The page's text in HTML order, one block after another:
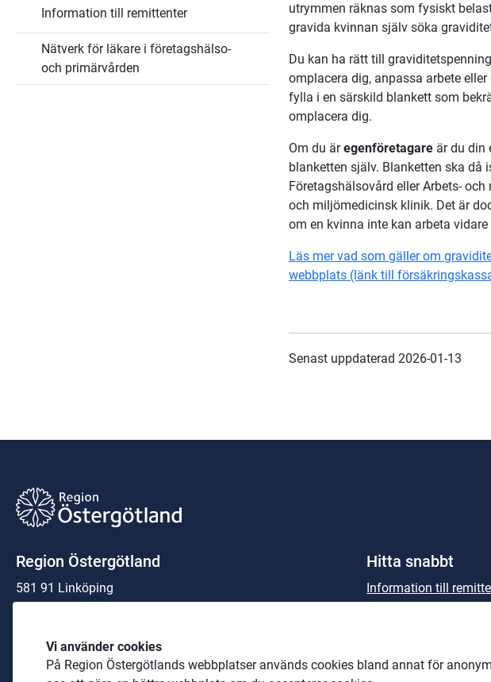
Vi använder cookies
På Region Östergötlands webbplatser används cookies bland annat för
Information till remittenter
Nätverk för läkare i företagshälso-
och primärvården
utrymmen räknas som fysiskt
gravida kvinnan själv söka
Du kan ha rätt till
omplacera dig, anpassa arbete
fylla i en särskild blankett som
omplacera dig.
Om du är egenföretagare är du din
blanketten själv. Blanketten ska
Företagshälsovård eller Arbets-
och miljömedicinsk klinik. Det är
om en kvinna inte kan arbeta
Läs mer vad som gäller om
webbplats (länk till
Senast uppdaterad 2026-01-13
Region Östergötland
581 91 Linköping
23 21 00-0040
Telefon: 010-103 00 00 (växel)
Hitta snabbt
Information till